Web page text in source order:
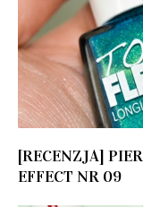
[RECENZJA]
EFFECT NR 09